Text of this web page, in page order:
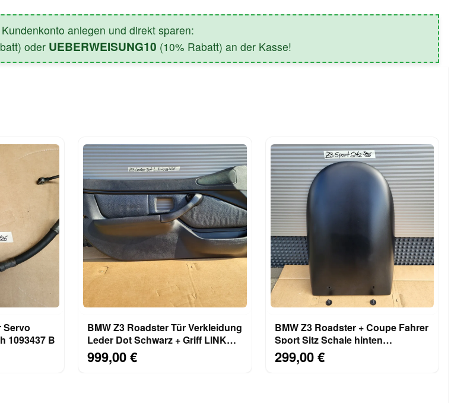
Kundenkonto anlegen und direkt sparen:
oder UEBERWEISUNG10 (10% Rabatt) an der Kasse!
Servo
1093437 B
BMW Z3 Roadster Tür Verkleidung
Leder Dot Schwarz + Griff LINKS
Airbag-Klappe
999,00 €
BMW Z3 Roadster + Coupe Fahrer
Sport Sitz Schale hinten
Rückenlehne Verkleidung
299,00 €